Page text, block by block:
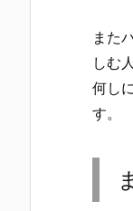
また
しむ
何し
す。